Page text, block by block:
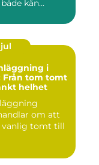
kän...
jul
i
Från tom tomt
helhet
om att
vanlig tomt till